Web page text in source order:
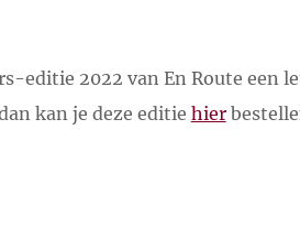
editie 2022 van En Route een
kan je deze editie hier